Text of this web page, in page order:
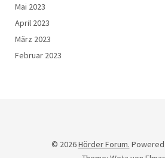
Mai 2023
April 2023
März 2023
Februar 2023
© 2026Hörder Forum.